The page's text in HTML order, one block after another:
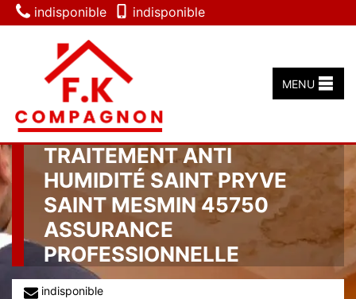
indisponible indisponible
MENU
TRAITEMENT ANTI
HUMIDITÉ SAINT PRYVE
SAINT MESMIN 45750
ASSURANCE
PROFESSIONNELLE
indisponible